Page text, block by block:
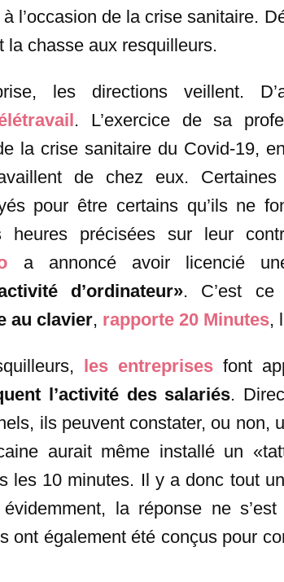
à l’occasion de la crise sanitaire.
la chasse aux resquilleurs.
les directions veillent.
. L’exercice de sa
la crise sanitaire du Covid-19,
de chez eux.
pour être certains qu’ils ne
heures précisées sur leur
a annoncé avoir licencié
d’ordinateur». C’est ce
au clavier, rapporte 20 Minutes,
les entreprises font
l’activité des salariés.
ils peuvent constater, ou non,
aurait même installé un
les 10 minutes. Il y a donc tout
évidemment, la réponse ne
ont également été conçus pour